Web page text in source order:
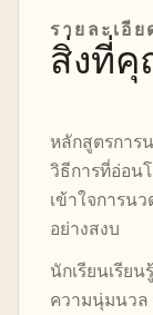
รายละเอี
สิ่งที่คุ
หลักสูตรการ
วิธีการที่อ่อน
เข้าใจการน
อย่างสงบ
นักเรียนเรีย
ความนุ่มนวล